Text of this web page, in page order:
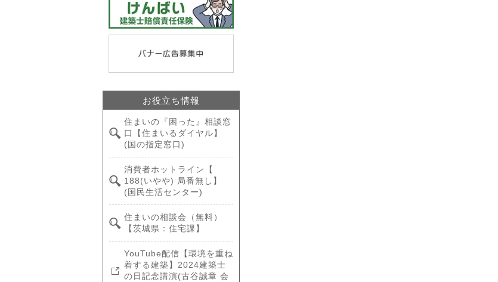
お役立ち情報
住まいの『困った』相談窓
口【住まいるダイヤル】
(国の指定窓口)
消費者ホットライン【
188(いやや) 局番無し】
(国民生活センター)
住まいの相談会（無料）
【茨城県：住宅課】
YouTube配信【環境を重ね
着する建築】2024建築士
の日記念講演(古谷誠章 会